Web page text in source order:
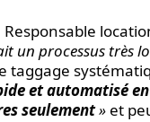
un processus
taggage
et automatisé
seulement» et